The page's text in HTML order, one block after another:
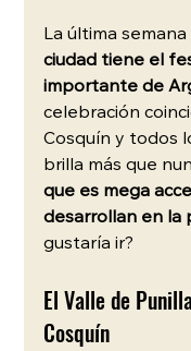
La última
ciudad tiene el
importante de
celebración
Cosquín y todos
brilla más que
que es mega
desarrollan en la
gustaría ir?
El Valle de
Cosquín